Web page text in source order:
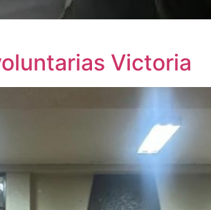
Victoria